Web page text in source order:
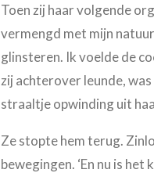
Toen zij haar volgende
vermengd met mijn
glinsteren. Ik voelde de
zij achterover leunde,
straaltje opwinding uit
Ze stopte hem terug.
bewegingen. ‘En nu is